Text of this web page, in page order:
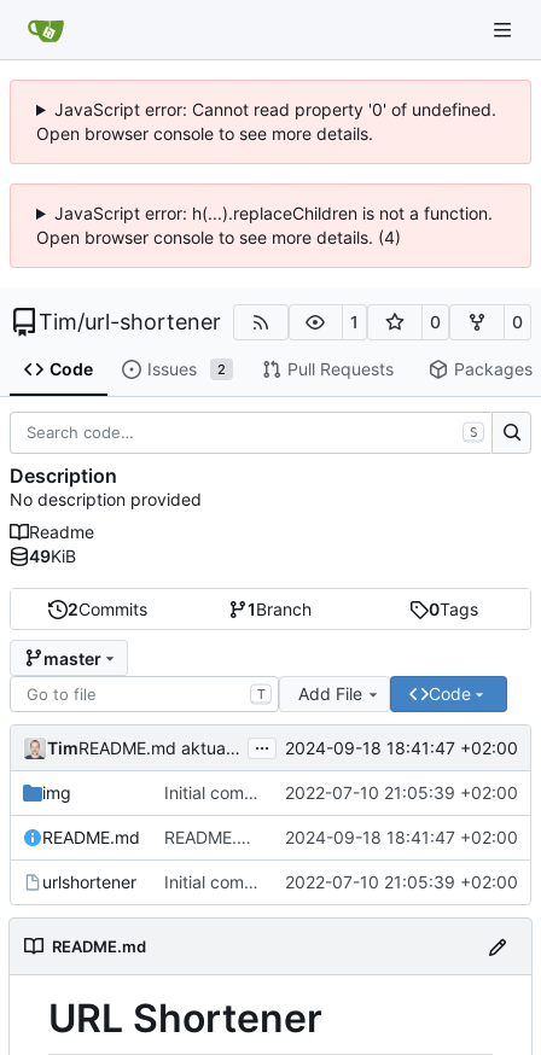
JavaScript error: Cannot read property '0' of undefined.
Open browser console to see more details.
JavaScript error: h(...).replaceChildren is not a function.
Open browser console to see more details. (4)
Tim/url-shortener 1 0 0
Code Issues 2 Pull Requests Packages
2Commits 1Branch 0Tags
master
T Add File Code
Tim README.md aktualisiert ... 2024-09-18 18:41:47 +02:00
img Initial commit 2022-07-10 21:05:39 +02:00
README.md README.md aktualisiert 2024-09-18 18:41:47 +02:00
urlshortener Initial commit 2022-07-10 21:05:39 +02:00
README.md
URL Shortener
S
Description
No description provided
Readme
49KiB